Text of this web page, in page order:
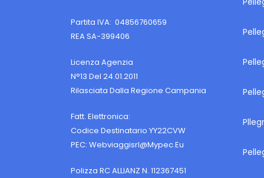
Partita IVA: 04856760659
REA SA-399406
Licenza Agenzia
N°13 Del 24.01.2011
Rilasciata Dalla Regione Campania
Fatt. Elettronica:
Codice Destinatario YY22CVW
PEC: Webviaggisrl@mypec.eu
Polizza RC ALLIANZ N. 112367451